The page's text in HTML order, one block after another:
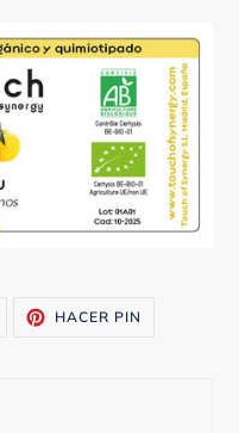
TUITEARHACER PIN